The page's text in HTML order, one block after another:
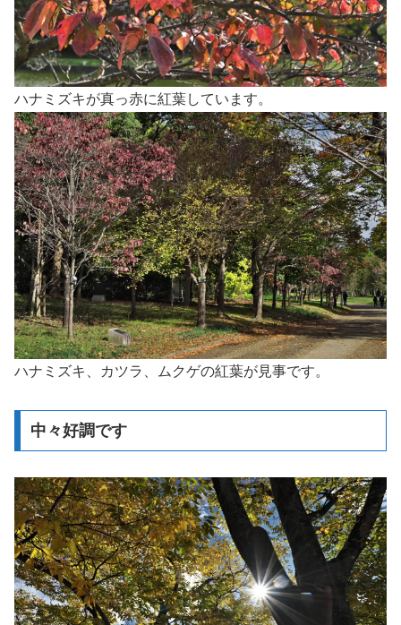
ハナミズキが真っ赤に紅葉しています。
ハナミズキ、カツラ、ムクゲの紅葉が見事です。
中々好調です